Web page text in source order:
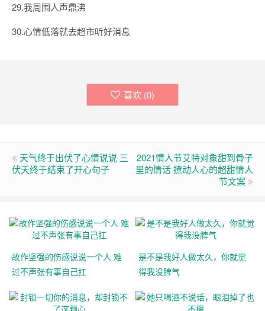
29.我周围人声鼎沸
30.心情低落就去超市听好消息
喜欢 (0)
天气终于出伏了心情说说 三
伏天终于结束了开心句子
2021情人节艾特对象甜到骨子
里的情话 撩动人心的超甜情人
节文案
故作坚强的伤感说说一个人 难
过不声张有事自己扛
是不是我好人做太久，你就觉
得我没脾气